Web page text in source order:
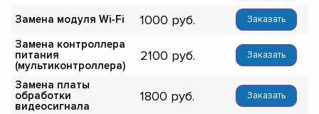
Замена модуля Wi-Fi 1000 Заказать
Замена контроллера
питания
(мультиконтроллера)
2100 Заказать
Замена платы
обработки
видеосигнала
1800 Заказать